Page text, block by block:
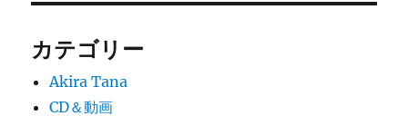
カテゴリー
Akira Tana
CD＆動画